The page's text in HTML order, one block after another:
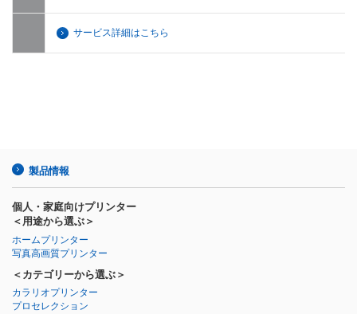
サービス詳細はこちら
製品情報
個人・家庭向けプリンター
＜用途から選ぶ＞
ホームプリンター
写真高画質プリンター
＜カテゴリーから選ぶ＞
カラリオプリンター
プロセレクション